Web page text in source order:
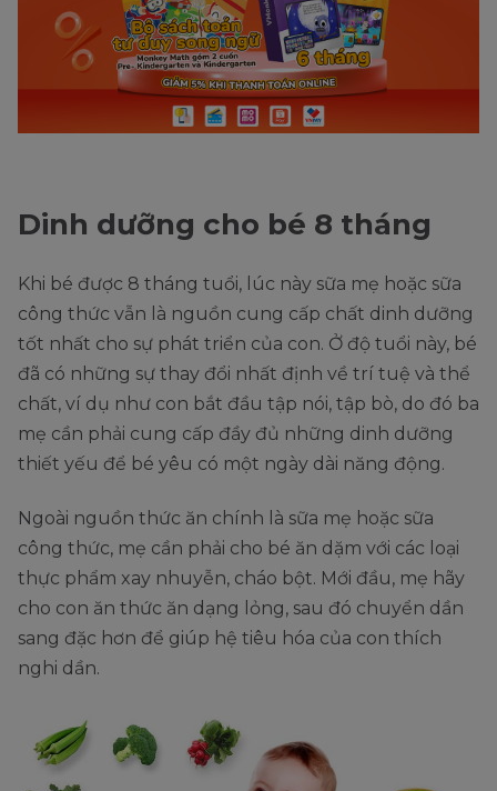
Dinh dưỡng cho bé 8 tháng
Khi bé được 8 tháng tuổi, lúc này sữa mẹ hoặc sữa
công thức vẫn là nguồn cung cấp chất dinh dưỡng
tốt nhất cho sự phát triển của con. Ở độ tuổi này, bé
đã có những sự thay đổi nhất định về trí tuệ và thể
chất, ví dụ như con bắt đầu tập nói, tập bò, do đó ba
mẹ cần phải cung cấp đầy đủ những dinh dưỡng
thiết yếu để bé yêu có một ngày dài năng động.
Ngoài nguồn thức ăn chính là sữa mẹ hoặc sữa
công thức, mẹ cần phải cho bé ăn dặm với các loại
thực phẩm xay nhuyễn, cháo bột. Mới đầu, mẹ hãy
cho con ăn thức ăn dạng lỏng, sau đó chuyển dần
sang đặc hơn để giúp hệ tiêu hóa của con thích
nghi dần.